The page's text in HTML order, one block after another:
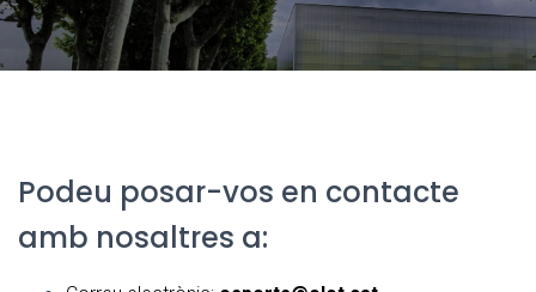
Podeu posar-vos en contacte
amb nosaltres a: